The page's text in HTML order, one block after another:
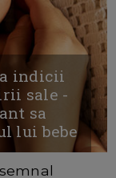
indicii
sale -
sa
lui bebe